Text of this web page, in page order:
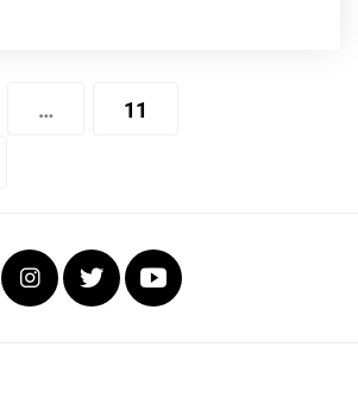
… 11
InstagramTwitterYoutube